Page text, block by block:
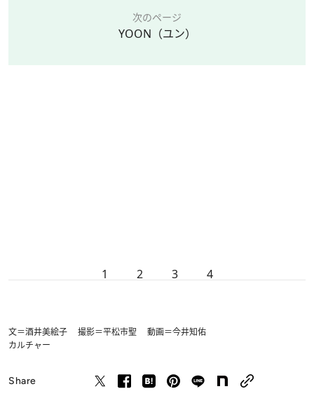
次のページ
YOON（ユン）
1 2 3 4
文＝酒井美絵子 撮影＝平松市聖 動画＝今井知佑
カルチャー
Share